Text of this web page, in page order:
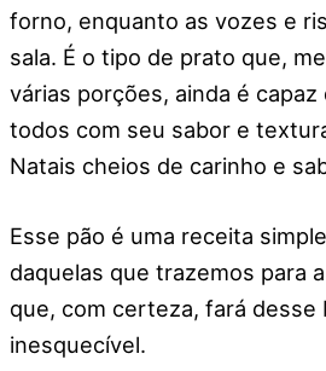
forno, enquanto as vozes e
sala. É o tipo de prato que,
várias porções, ainda é
todos com seu sabor e
Natais cheios de carinho e
Esse pão é uma receita
daquelas que trazemos para
que, com certeza, fará desse
inesquecível.